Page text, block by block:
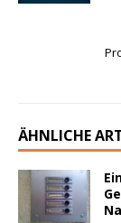
ÄHNLICHE